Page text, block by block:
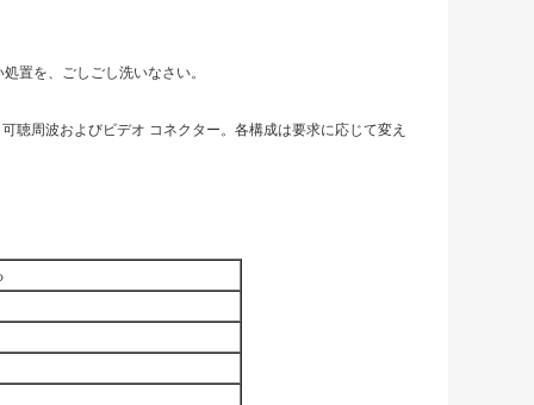
置を、ごしごし洗いなさい。
聴周波およびビデオ コネクター。各構成は要求に応じて変え